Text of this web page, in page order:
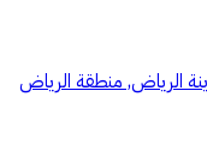
الرياض, منطقة الرياض